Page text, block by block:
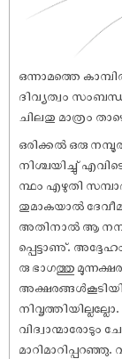
ഒന്നാമത്തെ
ദിവ്യത്വം
ചിലതു മാത്രം
ഒരിക്കൽ ഒരു
നിശ്ചയിച്ചു്
ന്ഥം എഴുതി
തുമാകയാൽ
അതിനാൽ ആ
പ്പെട്ടാണു്.
രു ഭാഗത്തു